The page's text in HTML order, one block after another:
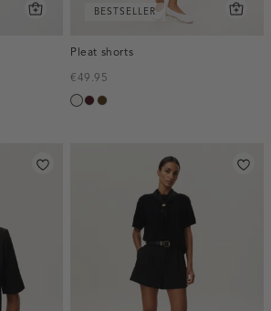
BESTSELLER
Pleat shorts
€49.95
creme,
pruim,
toffee